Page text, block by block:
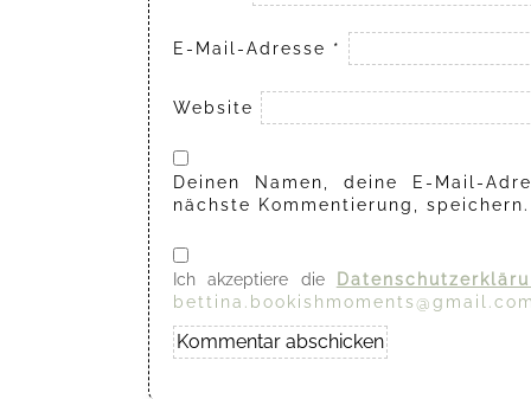
E-Mail-Adresse *
Website
Deinen Namen, deine E-Mail-
nächste Kommentierung, speichern.
Ich akzeptiere die